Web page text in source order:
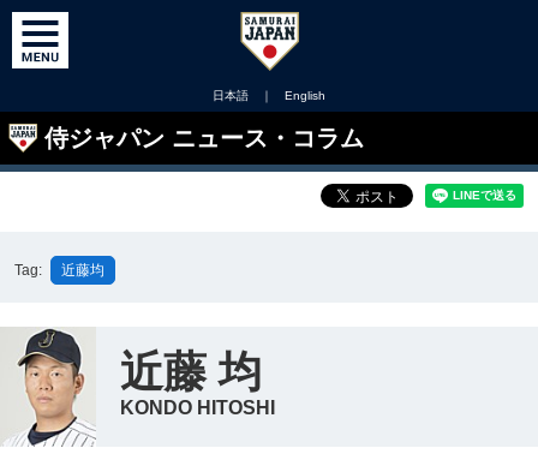
日本語 ｜ English
侍ジャパン ニュース・コラム
Tag: 近藤均
近藤 均
KONDO HITOSHI